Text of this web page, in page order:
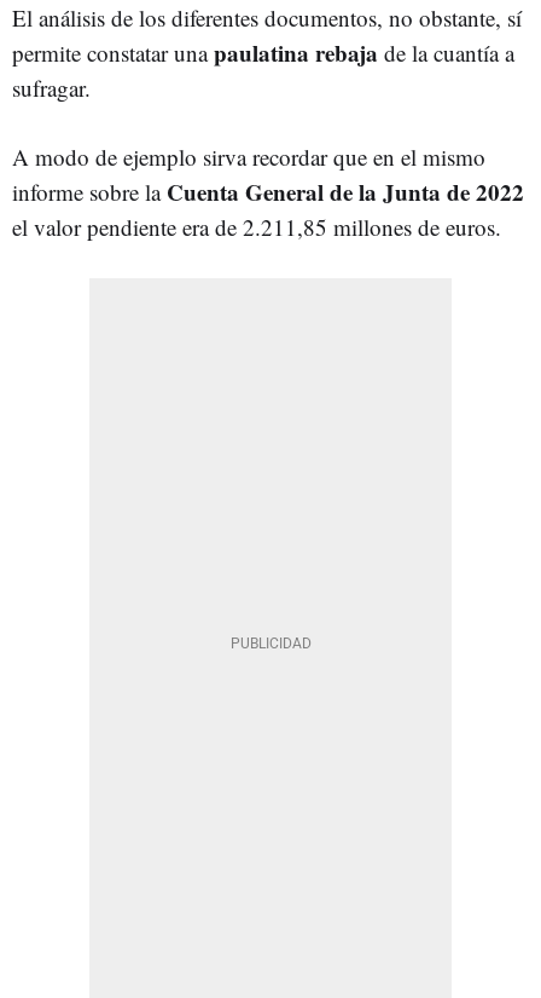
El análisis de los diferentes documentos, no obstante, sí
permite constatar unapaulatina rebaja de la cuantía a
sufragar.
A modo de ejemplo sirva recordar que en el mismo
informe sobre la Cuenta General de la Junta de 2022
el valor pendiente era de 2.211,85 millones de euros.